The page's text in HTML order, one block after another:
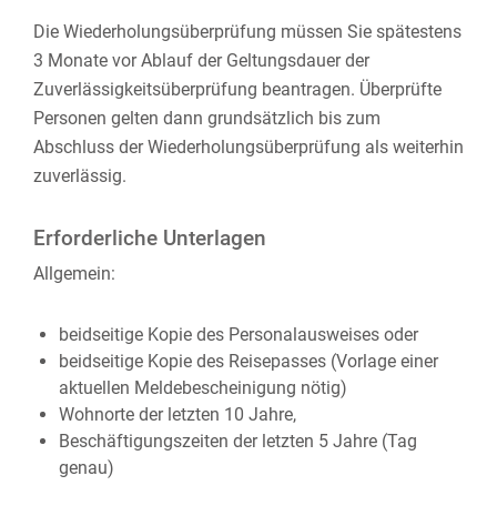
Die Wiederholungsüberprüfung müssen Sie spätestens
3 Monate vor Ablauf der Geltungsdauer der
Zuverlässigkeitsüberprüfung beantragen. Überprüfte
Personen gelten dann grundsätzlich bis zum
Abschluss der Wiederholungsüberprüfung als weiterhin
zuverlässig.
Erforderliche Unterlagen
Allgemein:
beidseitige Kopie des Personalausweises oder
beidseitige Kopie des Reisepasses (Vorlage einer
aktuellen Meldebescheinigung nötig)
Wohnorte der letzten 10 Jahre,
Beschäftigungszeiten der letzten 5 Jahre (Tag
genau)